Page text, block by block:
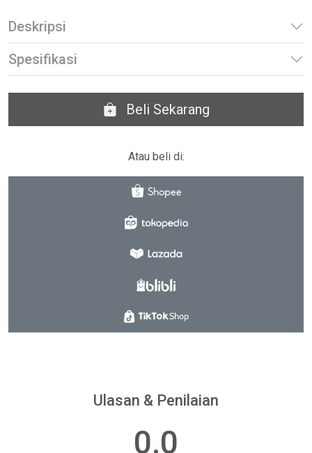
Deskripsi
Spesifikasi
Beli Sekarang
Atau beli di:
Ulasan & Penilaian
0.0